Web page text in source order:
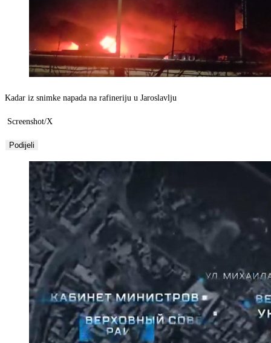
Kadar iz snimke napada na rafineriju u Jaroslavlju
Screenshot/X
Podijeli